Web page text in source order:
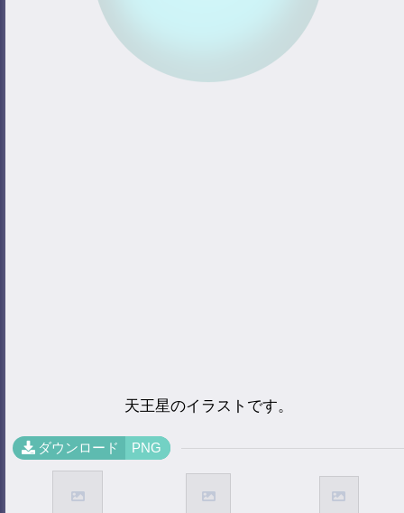
天王星のイラストです。
ダウンロード PNG